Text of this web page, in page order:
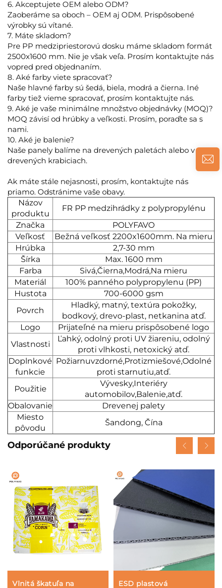
6. Akceptujete OEM alebo ODM?
Zaoberáme sa oboch – OEM aj ODM. Prispôsobené
výrobky sú vítané.
7. Máte skladom?
Pre PP medzipriestorovú dosku máme skladom formát
2500x1600 mm. Nie je však veľa. Prosím kontaktujte nás
vopred pred objednaním.
8. Aké farby viete spracovať?
Naše hlavné farby sú šedá, biela, modrá a čierna. Iné
farby tiež vieme spracovať, prosím kontaktujte nás.
9. Aké je vaše minimálne množstvo objednávky (MOQ)?
MOQ závisí od hrúbky a veľkosti. Prosím, poraďte sa s
nami.
10. Aké je balenie?
Naše panely balíme na drevených paletách alebo v
drevených krabiciach.
Ak máte stále nejasnosti, prosím, kontaktujte nás
priamo. Odstránime vaše obavy.
Názov
produktu
FR PP medzihrádky z polypropylénu
Značka
POLYFAVO
Veľkosť
Bežná veľkosť 2200x1600mm. Na mieru
Hrúbka
2,7-30 mm
Šírka
Max. 1600 mm
Farba
Sivá,Čierna,Modrá,Na mieru
Materiál
100% panného polypropylenu (PP)
Hustota
700-6000 gsm
Povrch
Hladký, matný, textúra pokožky,
bodkový, drevo-plast, netkanina atď.
Logo
Prijateľné na mieru prispôsobené logo
Vlastnosti
Ľahký, odolný proti UV žiareniu, odolný
proti vlhkosti, netoxický atď.
Doplnkové
funkcie
Požiarnuvzdorné,Protizmiešové,Odolné
proti starnutiu,atď.
Použitie
Vývesky,Interiéry
automobilov,Balenie,atď.
Obalovanie
Drevenej palety
Miesto
pôvodu
Šandong, Čína
Odporúčané produkty
Vlnitá škatuľa na
ESD plastová